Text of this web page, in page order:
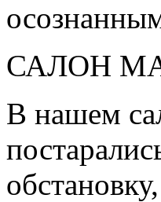
САЛОН
В нашем